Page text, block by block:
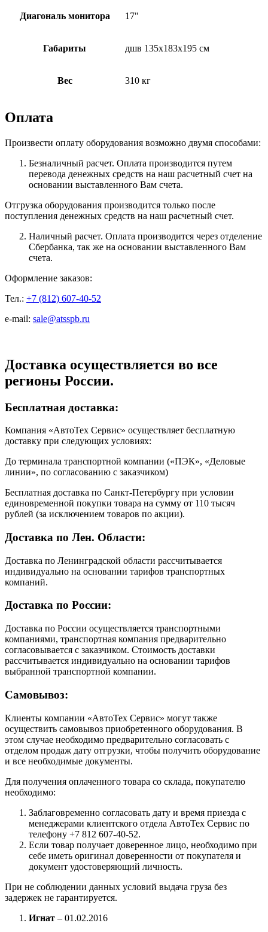
Диагональ монитора 17"
Габариты дшв 135х183х195 см
Вес 310 кг
Оплата
Произвести оплату оборудования возможно двумя способами:
Безналичный расчет. Оплата производится путем
перевода денежных средств на наш расчетный счет на
основании выставленного Вам счета.
Отгрузка оборудования производится только после
поступления денежных средств на наш расчетный счет.
Наличный расчет. Оплата производится через отделение
Сбербанка, так же на основании выставленного Вам
счета.
Оформление заказов:
Тел.: +7 (812) 607-40-52
e-mail: sale@atsspb.ru
Доставка осуществляется во все
регионы России.
Бесплатная доставка:
Компания «АвтоТех Сервис» осуществляет бесплатную
доставку при следующих условиях:
До терминала транспортной компании («ПЭК», «Деловые
линии», по согласованию с заказчиком)
Бесплатная доставка по Санкт-Петербургу при условии
единовременной покупки товара на сумму от 110 тысяч
рублей (за исключением товаров по акции).
Доставка по Лен. Области:
Доставка по Ленинградской области рассчитывается
индивидуально на основании тарифов транспортных
компаний.
Доставка по России:
Доставка по России осуществляется транспортными
компаниями, транспортная компания предварительно
согласовывается с заказчиком. Стоимость доставки
рассчитывается индивидуально на основании тарифов
выбранной транспортной компании.
Самовывоз:
Клиенты компании «АвтоТех Сервис» могут также
осуществить самовывоз приобретенного оборудования. В
этом случае необходимо предварительно согласовать с
отделом продаж дату отгрузки, чтобы получить оборудование
и все необходимые документы.
Для получения оплаченного товара со склада, покупателю
необходимо:
Заблаговременно согласовать дату и время приезда с
менеджерами клиентского отдела АвтоТех Сервис по
телефону +7 812 607-40-52.
Если товар получает доверенное лицо, необходимо при
себе иметь оригинал доверенности от покупателя и
документ удостоверяющий личность.
При не соблюдении данных условий выдача груза без
задержек не гарантируется.
Игнат – 01.02.2016